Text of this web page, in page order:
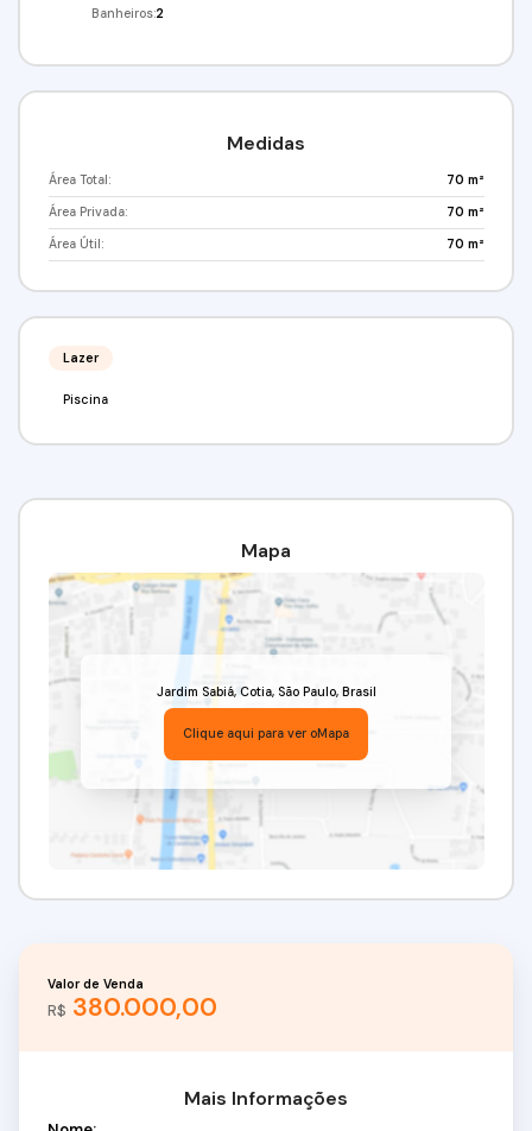
Banheiros:2
Medidas
Área Total: 70 m²
Área Privada: 70 m²
Área Útil: 70 m²
Lazer
Piscina
Mapa
Jardim Sabiá, Cotia, São Paulo, Brasil
Clique aqui para ver oMapa
R$ 380.000,00
Valor de Venda
Mais Informações